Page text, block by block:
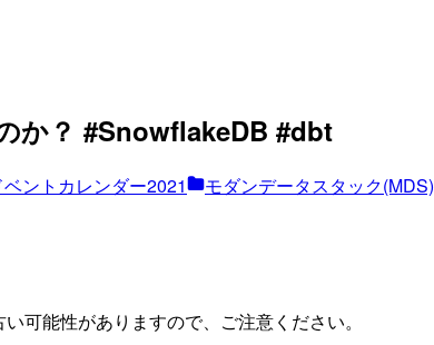
か？ #SnowflakeDB #dbt
ベントカレンダー2021
モダンデータスタック(MDS)
可能性がありますので、ご注意ください。